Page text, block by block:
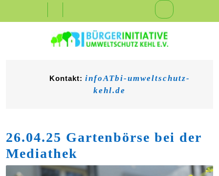
Button
Kontakt: infoATbi-umweltschutz-
kehl.de
26.04.25 Gartenbörse bei der
Mediathek